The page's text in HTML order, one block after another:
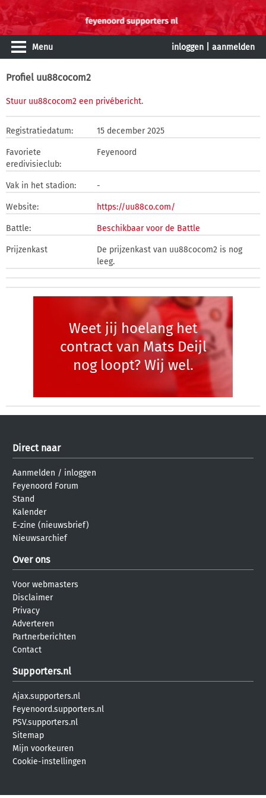
Menu inloggen aanmelden
Profiel uu88cocom2
Stuur uu88cocom2 een privébericht.
Registratiedatum: 15 december 2025
Favoriete
eredivisieclub:
Feyenoord
Vak in het stadion: -
Website: https://uu88co.com/
Battle: Beschikbaar voor de Battle
Prijzenkast
De prijzenkast van uu88cocom2 is nog
leeg.
Weet jij hoelang het
contract van Mats Deijl
nog loopt? Wij wel.
Direct naar
Aanmelden / inloggen
Feyenoord Forum
Stand
Kalender
E-zine (nieuwsbrief)
Nieuwsarchief
Over ons
Voor webmasters
Disclaimer
Privacy
Adverteren
Partnerberichten
Contact
Supporters.nl
Ajax.supporters.nl
Feyenoord.supporters.nl
PSV.supporters.nl
Sitemap
Mijn voorkeuren
Cookie-instellingen